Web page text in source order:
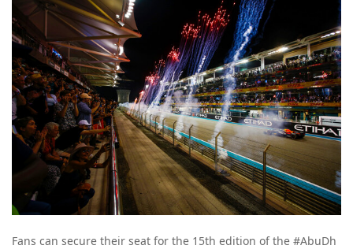
Fans can secure their seat for the 15th edition of the #AbuDh